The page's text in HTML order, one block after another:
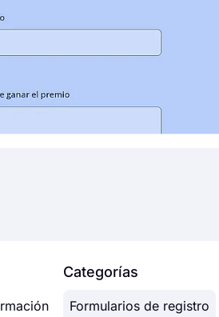
Categorías
Formularios de registro